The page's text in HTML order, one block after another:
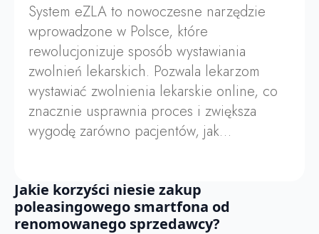
System eZLA to nowoczesne narzędzie
wprowadzone w Polsce, które
rewolucjonizuje sposób wystawiania
zwolnień lekarskich. Pozwala lekarzom
wystawiać zwolnienia lekarskie online, co
znacznie usprawnia proces i zwiększa
wygodę zarówno pacjentów, jak…
Jakie korzyści niesie zakup
poleasingowego smartfona od
renomowanego sprzedawcy?